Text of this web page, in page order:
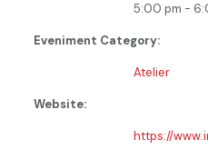
5:00 pm -
Eveniment Category:
Atelier
Website:
https://